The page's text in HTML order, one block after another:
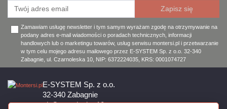
Zamawiam usługę newsletter i tym samym wyrażam zgodę na otrzymywanie na
podany adres e-mail wiadomości o poradach technicznych, informacji
handlowych lub o marketingu towarów, usług serwisu montersi.pl i przetwarzanie
w tym celu mojego adresu mailowego przez E-SYSTEM Sp. z o.o. 32-340
Zabagnie, ul. Czarnoleska 10, NIP: 6372224035, KRS: 0001074727
E-SYSTEM Sp. z o.o.
32-340 Zabagnie
ul. Czarnoleska 10